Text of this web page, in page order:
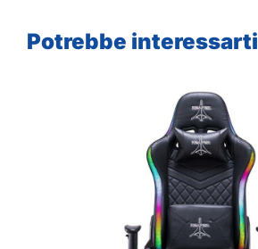
Potrebbe interessarti